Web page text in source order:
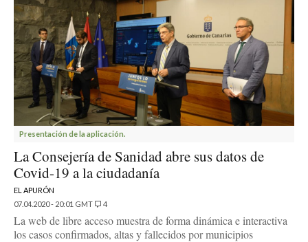
Presentación de la aplicación.
La Consejería de Sanidad abre sus datos de
Covid-19 a la ciudadanía
EL APURÓN
07.04.2020 - 20:01 GMT
4
La web de libre acceso muestra de forma dinámica e interactiva
los casos confirmados, altas y fallecidos por municipios